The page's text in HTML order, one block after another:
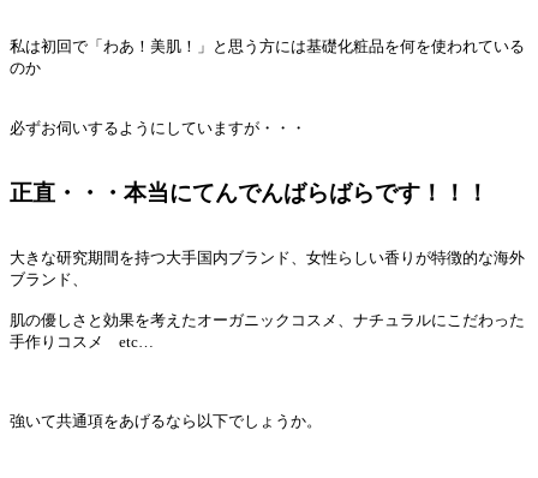
私は初回で「わあ！美肌！」と思う方には基礎化粧品を何を使われている
のか
必ずお伺いするようにしていますが・・・
正直・・・本当にてんでんばらばらです！！！
大きな研究期間を持つ大手国内ブランド、女性らしい香りが特徴的な海外
ブランド、
肌の優しさと効果を考えたオーガニックコスメ、ナチュラルにこだわった
手作りコスメ etc…
強いて共通項をあげるなら以下でしょうか。